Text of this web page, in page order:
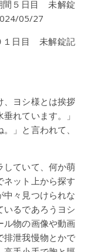
間５日目 未解錠
05/27
１日目 未解錠記
ヨシ様とは挨拶
れています。」
」と言われて、
ていて、何か萌
ネット上から探す
中々見つけられな
いるであろうヨシ
ル物の画像や動画
排泄我慢物とかで